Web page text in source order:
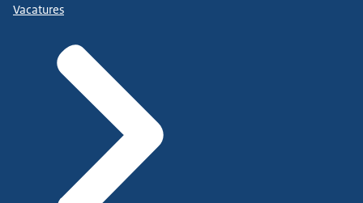
Vacatures